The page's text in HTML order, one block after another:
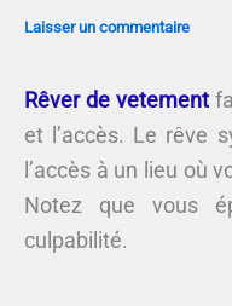
Laisser un commentaire
Rêver de vetement
et l’accès. Le rêve
l’accès à un lieu où
Notez que vous
culpabilité.